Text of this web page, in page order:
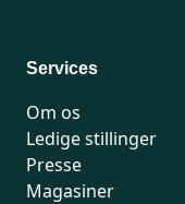
Services
Om os
Ledige stillinger
Presse
Magasiner